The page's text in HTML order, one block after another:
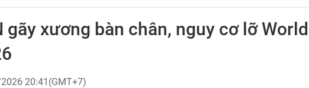
gãy xương bàn chân, nguy cơ lỡ World
20:41(GMT+7)